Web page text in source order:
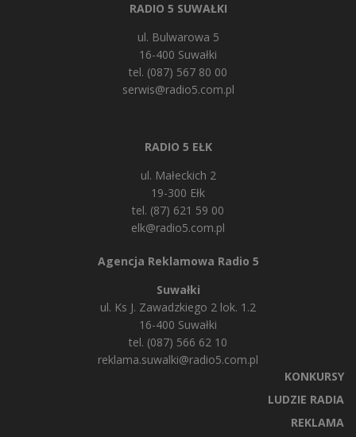
RADIO 5 SUWAŁKI
ul. Bulwarowa 5
16-400 Suwałki
tel. (087) 567 80 00
serwis@radio5.com.pl
RADIO 5 EŁK
ul. Małeckich 2
19-300 Ełk
tel. (87) 621 59 00
elk@radio5.com.pl
Agencja Reklamowa Radio 5
Suwałki
ul. Ks J. Zawadzkiego 2 lok. 1.2
16-400 Suwałki
tel. (087) 566 62 10
reklama.suwalki@radio5.com.pl
KONKURSY
LUDZIE RADIA
REKLAMA